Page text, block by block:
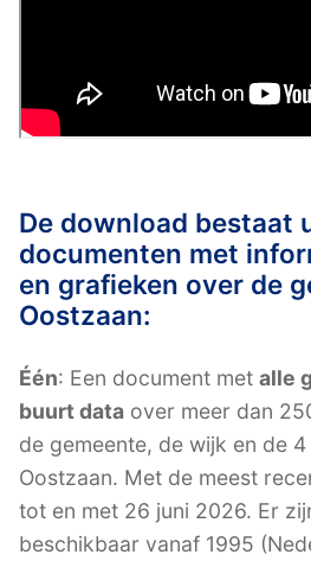
De download bestaat
documenten met
en grafieken over de
Oostzaan:
Één: Een document met alle
buurt data over meer dan
de gemeente, de wijk en de
Oostzaan. Met de meest
tot en met 26 juni 2026. Er
beschikbaar vanaf 1995